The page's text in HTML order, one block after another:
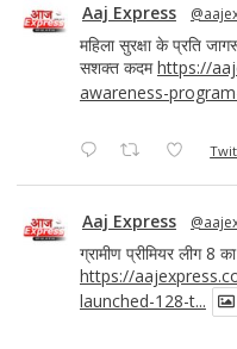
Aaj Express
महिला सुरक्षा के प्रति
सशक्त कदमhttps://
awareness-
Aaj Express
ग्रामीण प्रीमियर लीग 8
https://
launched-128-t...